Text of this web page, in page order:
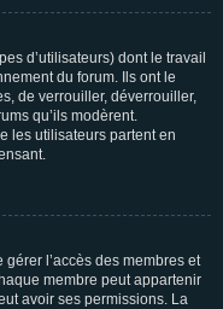
d’utilisateurs) dont le travail
du forum. Ils ont le
de verrouiller, déverrouiller,
qu’ils modèrent.
les utilisateurs partent en
l’accès des membres et
membre peut appartenir
avoir ses permissions. La